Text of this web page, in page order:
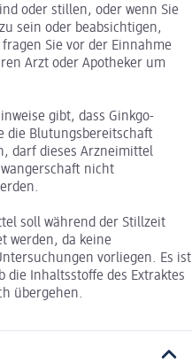
oder stillen, oder wenn Sie
sein oder beabsichtigen,
Sie vor der Einnahme
Arzt oder Apotheker um
gibt, dass Ginkgo-
die Blutungsbereitschaft
darf dieses Arzneimittel
nicht
soll während der Stillzeit
werden, da keine
vorliegen. Es ist
die Inhaltsstoffe des Extraktes
übergehen.